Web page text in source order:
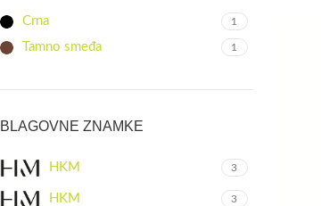
Crna 1
Tamno smeđa 1
BLAGOVNE ZNAMKE
HKM 3
HKM 3